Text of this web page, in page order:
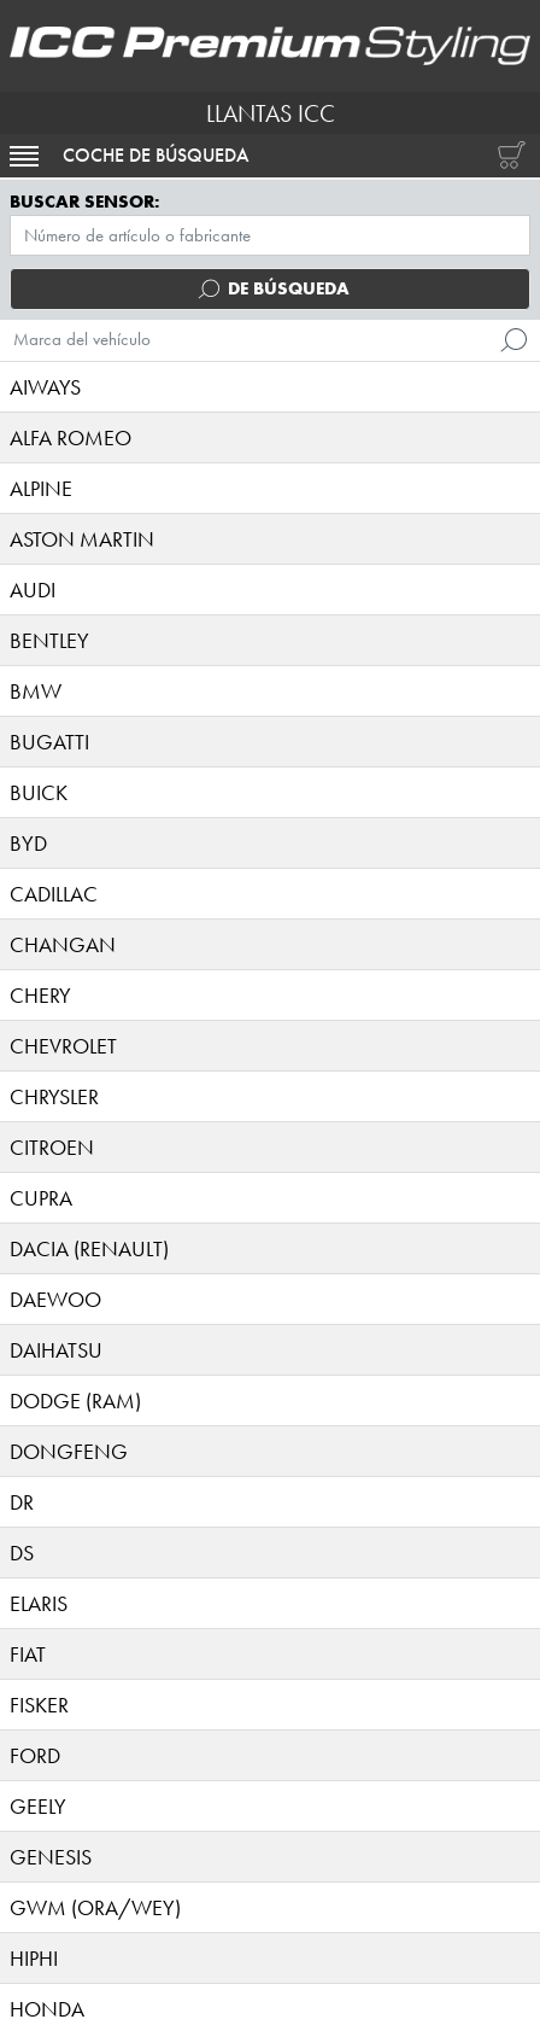
LLANTAS ICC
ACTIVAR NAVEGACIÓN
COCHE DE BÚSQUEDA
BUSCAR SENSOR:
DE BÚSQUEDA
Marca del vehículo
AIWAYS
ALFA ROMEO
ALPINE
ASTON MARTIN
AUDI
BENTLEY
BMW
BUGATTI
BUICK
BYD
CADILLAC
CHANGAN
CHERY
CHEVROLET
CHRYSLER
CITROEN
CUPRA
DACIA (RENAULT)
DAEWOO
DAIHATSU
DODGE (RAM)
DONGFENG
DR
DS
ELARIS
FIAT
FISKER
FORD
GEELY
GENESIS
GWM (ORA/WEY)
HIPHI
HONDA